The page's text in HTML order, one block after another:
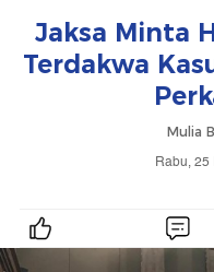
Jaksa Minta
Terdakwa
Mulia
Rabu, 25